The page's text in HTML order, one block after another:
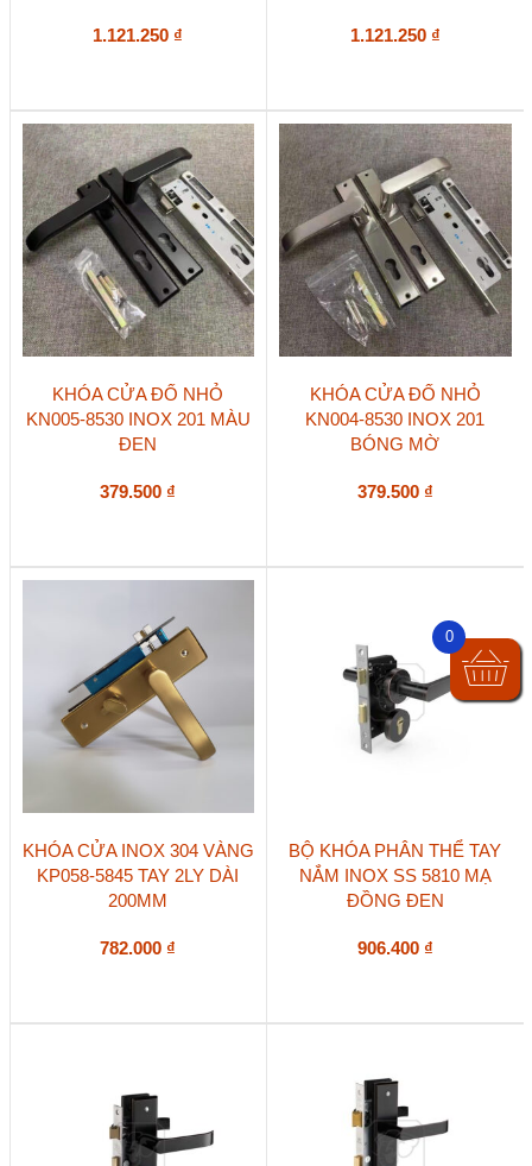
1.121.250 ₫ 1.121.250 ₫
KHÓA CỬA ĐỐ NHỎ
KN005-8530 INOX 201 MÀU
ĐEN
379.500 ₫
KHÓA CỬA ĐỐ NHỎ
KN004-8530 INOX 201
BÓNG MỜ
379.500 ₫
KHÓA CỬA INOX 304 VÀNG
KP058-5845 TAY 2LY DÀI
200MM
782.000 ₫
BỘ KHÓA PHÂN THỂ TAY
NẮM INOX SS 5810 MẠ
ĐỒNG ĐEN
906.400 ₫
0